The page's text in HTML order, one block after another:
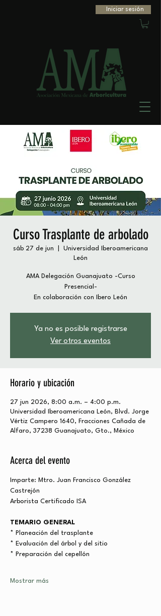
Iniciar sesión
Curso Trasplante de arbolado
sáb 27 de jun
Universidad Iberoamericana
León
AMA Delegación Guanajuato -Curso
Presencial-
En colaboración con Ibero León
Ya no es posible registrarse
Ver otros eventos
Horario y ubicación
27 jun 2026, 8:00 a.m. – 4:00 p.m.
Universidad Iberoamericana León, Blvd. Jorge
Vértiz Campero 1640, Fracciones Cañada de
Alfaro, 37238 Guanajuato, Gto., México
Acerca del evento
Imparte: Mtro. Juan Francisco González
Castrejón
Arborista Certificado ISA
TEMARIO GENERAL
* Planeación del trasplante
* Evaluación del árbol y del sitio
* Preparación del cepellón
Mostrar más